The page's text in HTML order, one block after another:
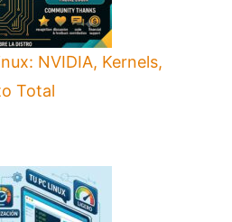
NVIDIA, Kernels,
Total